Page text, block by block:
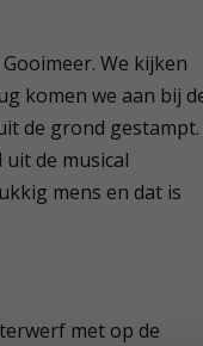
We kijken
komen we aan bij
de grond gestampt.
uit de musical
mens en dat is
met op de